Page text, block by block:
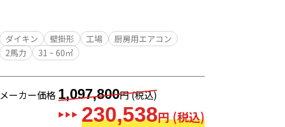
ダイキン 壁掛形 工場
厨房用エアコン
2馬力
31 ~ 60㎡
メーカー価格 1,097,800円 (税込)
230,538円 (税込)